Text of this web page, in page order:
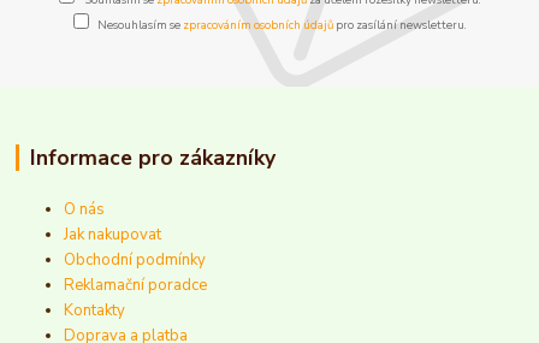
Nesouhlasím se zpracováním osobních údajůpro zasílání newsletteru.
Informace pro zákazníky
O nás
Jak nakupovat
Obchodní podmínky
Reklamační poradce
Kontakty
Doprava a platba